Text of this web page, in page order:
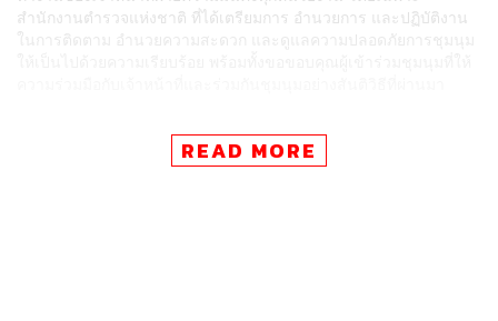
สำนักงานตำรวจแห่งชาติ ที่ได้เตรียมการ อำนวยการ และปฏิบัติงาน
ในการติดตาม อำนวยความสะดวก และดูแลความปลอดภัยการชุมนุม
READ MORE